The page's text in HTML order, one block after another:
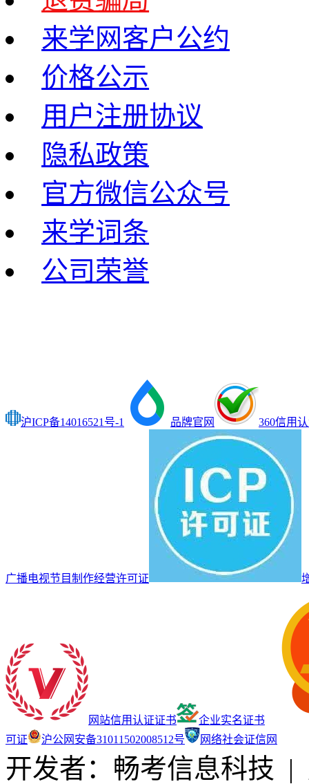
来学网客户公约
价格公示
用户注册协议
隐私政策
官方微信公众号
来学词条
公司荣誉
沪ICP备14016521号-1 品牌官网 360信用
广播电视节目制作经营许可证
网站信用认证证书
企业实名证书
可证
沪公网安备31011502008512号 网络社会证信网
开发者：畅考信息科技 |